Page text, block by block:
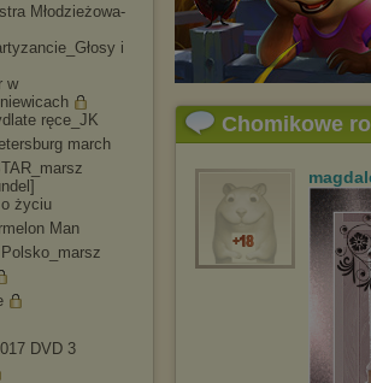
Młodzieżowa-
osy i
w
ręce_JK
march
życiu
Man
DVD 3
Chomikowe